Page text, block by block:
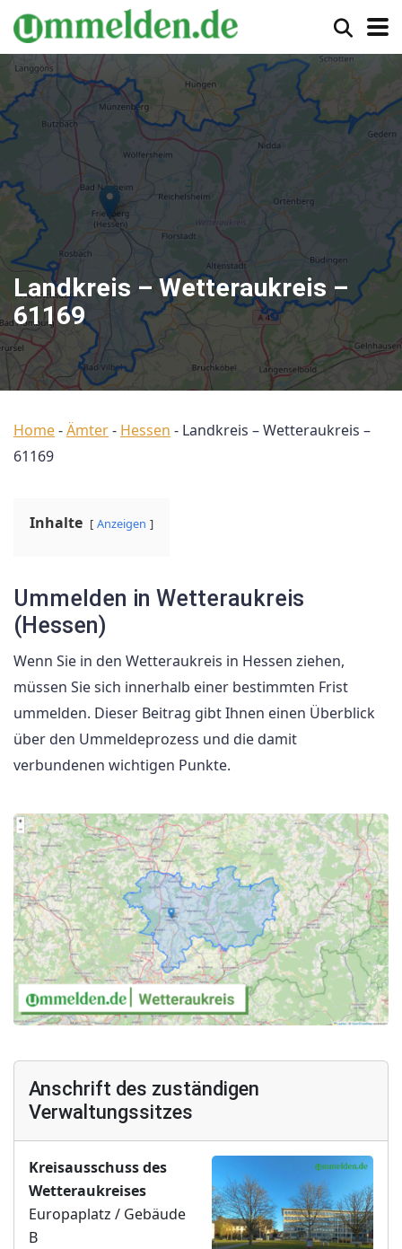
Landkreis – Wetteraukreis –
61169
Home-Ämter- Hessen - Landkreis – Wetteraukreis –
61169
Inhalte Anzeigen
Ummelden in Wetteraukreis
(Hessen)
Wenn Sie in den Wetteraukreis in Hessen ziehen,
müssen Sie sich innerhalb einer bestimmten Frist
ummelden. Dieser Beitrag gibt Ihnen einen Überblick
über den Ummeldeprozess und die damit
verbundenen wichtigen Punkte.
Anschrift des zuständigen
Verwaltungssitzes
Kreisausschuss des
Wetteraukreises
Europaplatz / Gebäude
B